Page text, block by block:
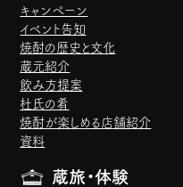
キャンペーン
イベント告知
焼酎の歴史と文化
蔵元紹介
飲み方提案
杜氏の肴
焼酎が楽しめる店舗紹介
資料
蔵旅・体験